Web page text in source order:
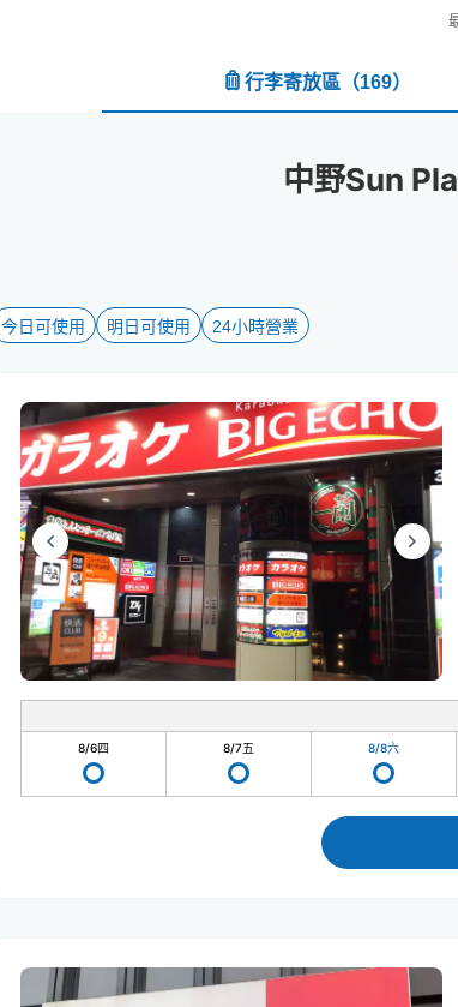
行李寄放區 （169）
中野Sun
今日可使用 明日可使用 24小時營業
8/6四 8/7五 8/8六